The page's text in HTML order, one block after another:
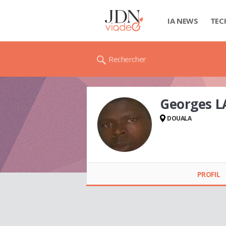
IA NEWS
Rechercher
Georges
DOUALA
PROFIL